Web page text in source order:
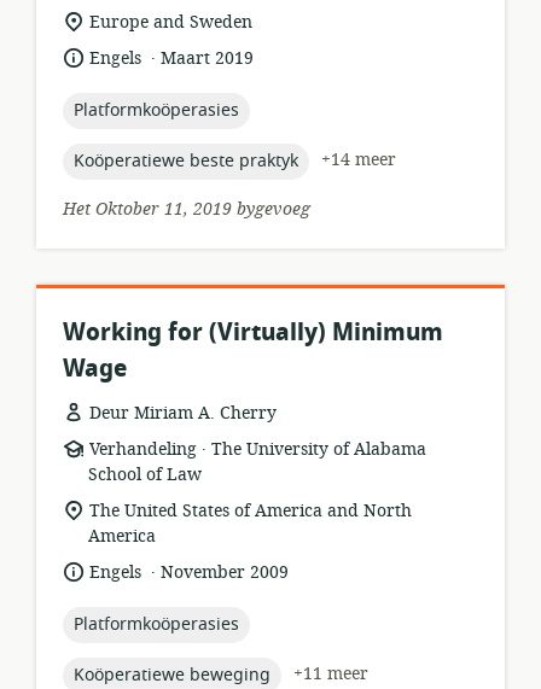
ligging
van
relevansie:
Europe and Sweden
taal:Engels .
datumMaart 2019
topic:
Platformkoöperasies
topic:
Koöperatiewe beste praktyk
+14 meer
Het Oktober 11, 2019 bygevoeg
Working for (Virtually) Minimum
Wage
Deur Miriam A. Cherry
hulpbronformaat:
Verhandeling .
uitgewer:
The University of Alabama
School of Law
ligging
van
relevansie:
The United States of America and North
America
taal:Engels .
datumNovember 2009
topic:
Platformkoöperasies
topic:
Koöperatiewe beweging
+11 meer